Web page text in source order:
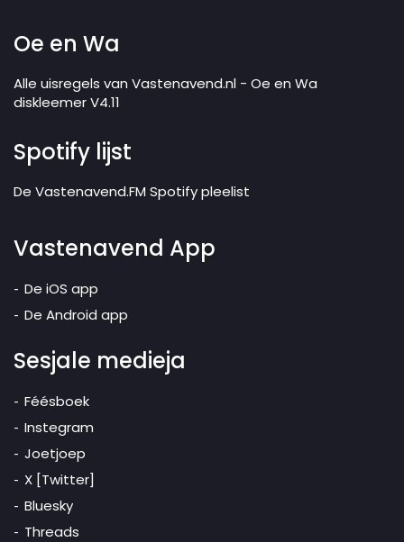
Oe en Wa
Alle uisregels van Vastenavend.nl - Oe en Wa
diskleemer V4.11
Spotify lijst
De Vastenavend.FM Spotify pleelist
Vastenavend App
De iOS app
De Android app
Sesjale medieja
Féésboek
Instegram
Joetjoep
X [Twitter]
Bluesky
Threads